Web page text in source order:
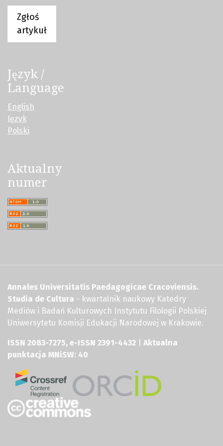
Zgłoś
artykuł
Język /
Language
English
Język
Polski
Aktualny
numer
Annales Universitatis Paedagogicae Cracoviensis.
Studia de Cultura - kwartalnik naukowy Katedry
Mediów i Badań Kulturowych Instytutu Filologii Polskiej
Uniwersytetu Komisji Edukacji Narodowej w Krakowie.
ISSN 2083-7275, e-ISSN 2391-4432
Aktualna
punktacja MNiSW: 40